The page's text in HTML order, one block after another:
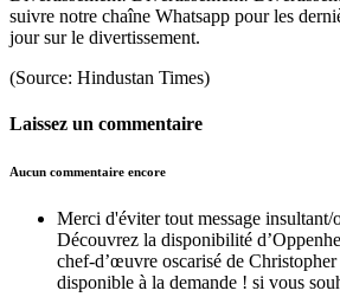
suivre notre chaîne Whatsapp pour les
jour sur le divertissement.
(Source: Hindustan Times)
Laissez un commentaire
Aucun commentaire encore
Merci d'éviter tout message insultant/
Découvrez la disponibilité
chef-d’œuvre oscarisé de
disponible à la demande ! si vous